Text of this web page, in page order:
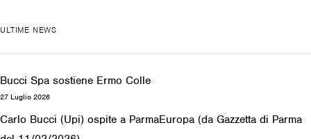
ULTIME NEWS
Bucci Spa sostiene Ermo Colle
27 Luglio 2026
Carlo Bucci (Upi) ospite a ParmaEuropa (da Gazzetta di Parma